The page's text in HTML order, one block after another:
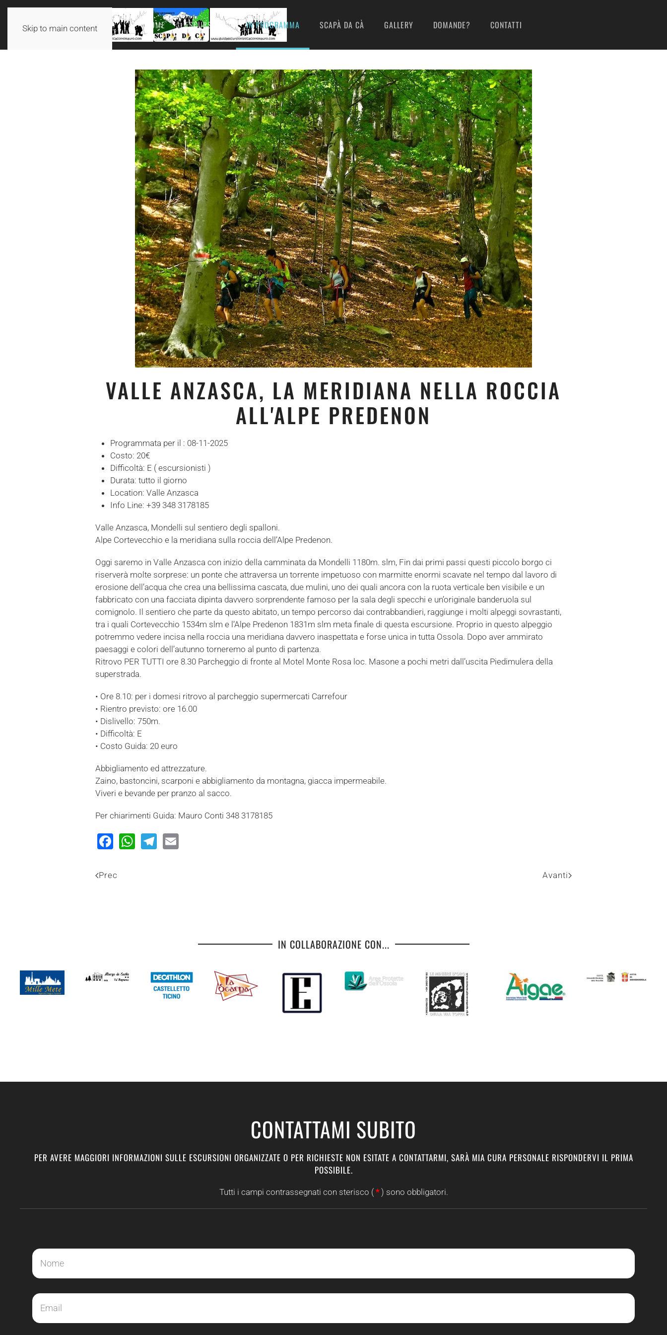
Skip to main content HOME ESCURSIONI IN PROGRAMMA SCAPÀ DA CÀ GALLERY DOMANDE? CONTATTI
VALLE ANZASCA, LA MERIDIANA NELLA ROCCIA
ALL'ALPE PREDENON
Programmata per il : 08-11-2025
Costo: 20€
Difficoltà: E ( escursionisti )
Durata: tutto il giorno
Location: Valle Anzasca
Info Line: +39 348 3178185
Valle Anzasca, Mondelli sul sentiero degli spalloni.
Alpe Cortevecchio e la meridiana sulla roccia dell’Alpe Predenon.
Oggi saremo in Valle Anzasca con inizio della camminata da Mondelli 1180m. slm, Fin dai primi passi questi piccolo borgo ci
riserverà molte sorprese: un ponte che attraversa un torrente impetuoso con marmitte enormi scavate nel tempo dal lavoro di
erosione dell’acqua che crea una bellissima cascata, due mulini, uno dei quali ancora con la ruota verticale ben visibile e un
fabbricato con una facciata dipinta davvero sorprendente famoso per la sala degli specchi e un’originale banderuola sul
comignolo. Il sentiero che parte da questo abitato, un tempo percorso dai contrabbandieri, raggiunge i molti alpeggi sovrastanti,
tra i quali Cortevecchio 1534m slm e l’Alpe Predenon 1831m slm meta finale di questa escursione. Proprio in questo alpeggio
potremmo vedere incisa nella roccia una meridiana davvero inaspettata e forse unica in tutta Ossola. Dopo aver ammirato
paesaggi e colori dell’autunno torneremo al punto di partenza.
Ritrovo PER TUTTI ore 8.30 Parcheggio di fronte al Motel Monte Rosa loc. Masone a pochi metri dall’uscita Piedimulera della
superstrada.
• Ore 8.10: per i domesi ritrovo al parcheggio supermercati Carrefour
• Rientro previsto: ore 16.00
• Dislivello: 750m.
• Difficoltà: E
• Costo Guida: 20 euro
Abbigliamento ed attrezzature.
Zaino, bastoncini, scarponi e abbigliamento da montagna, giacca impermeabile.
Viveri e bevande per pranzo al sacco.
Per chiarimenti Guida: Mauro Conti 348 3178185
Facebook
WhatsApp
Telegram
Prec Avanti
IN COLLABORAZIONE CON...
CONTATTAMI SUBITO
PER AVERE MAGGIORI INFORMAZIONI SULLE ESCURSIONI ORGANIZZATE O PER RICHIESTE NON ESITATE A CONTATTARMI, SARÀ MIA CURA PERSONALE RISPONDERVI IL PRIMA
POSSIBILE.
Tutti i campi contrassegnati con sterisco ( *) sono obbligatori.